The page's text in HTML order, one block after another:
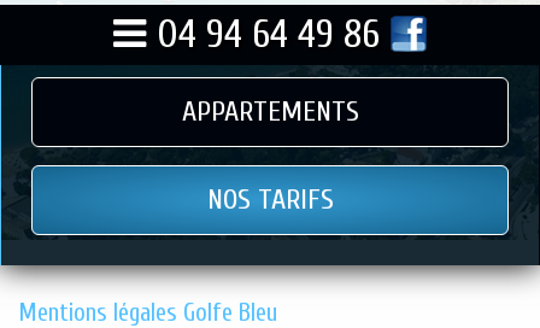
04 94 64 49 86
APPARTEMENTS
NOS TARIFS
Mentions légales Golfe Bleu